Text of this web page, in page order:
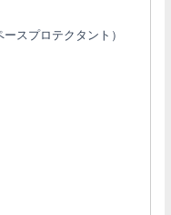
ースプロテクタント）